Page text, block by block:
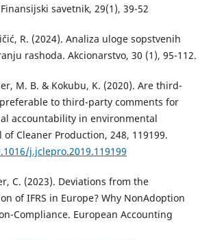
savetnik, 29(1), 39-52
R. (2024). Analiza uloge sopstvenih
rashoda. Akcionarstvo, 30 (1), 95-112.
M. B. & Kokubu, K. (2020). Are third-
to third-party comments for
accountability in environmental
Cleaner Production, 248, 119199.
j.jclepro.2019.119199
C. (2023). Deviations from the
of IFRS in Europe? Why NonAdoption
Compliance. European Accounting